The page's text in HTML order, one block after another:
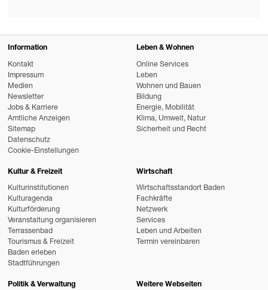
Information
Kontakt
Impressum
Medien
Newsletter
Jobs & Karriere
Amtliche Anzeigen
Sitemap
Datenschutz
Cookie-Einstellungen
Leben & Wohnen
Online Services
Leben
Wohnen und Bauen
Bildung
Energie, Mobilität
Klima, Umwelt, Natur
Sicherheit und Recht
Kultur & Freizeit
Kulturinstitutionen
Kulturagenda
Kulturförderung
Veranstaltung organisieren
Terrassenbad
Tourismus & Freizeit
Baden erleben
Stadtführungen
Wirtschaft
Wirtschaftsstandort Baden
Fachkräfte
Netzwerk
Services
Leben und Arbeiten
Termin vereinbaren
Politik & Verwaltung Weitere Webseiten